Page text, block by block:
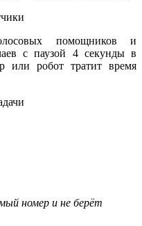
помощников и
с паузой 4 секунды в
или робот тратит время
номер и не берёт